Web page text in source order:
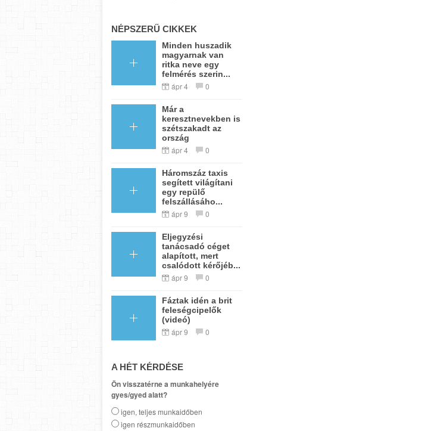
NÉPSZERŰ CIKKEK
Minden huszadik
magyarnak van
ritka neve egy
felmérés szerin...
ápr 4 0
Már a
keresztnevekben is
szétszakadt az
ország
ápr 4 0
Háromszáz taxis
segített világítani
egy repülő
felszállásáho...
ápr 9 0
Eljegyzési
tanácsadó céget
alapított, mert
csalódott kérőjéb...
ápr 9 0
Fáztak idén a brit
feleségcipelők
(videó)
ápr 9 0
A HÉT KÉRDÉSE
Ön visszatérne a munkahelyére
gyes/gyed alatt?
igen, teljes munkaidőben
igen részmunkaidőben